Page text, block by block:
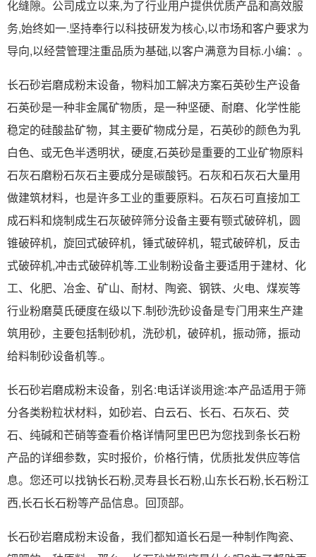
化缝隙。公司成立以来,为了行业用户提供优质产品和高效服
务,始终如一.坚持奉行以科技研发为核心,以市场和客户要求为
导向,以经营管理注重品质为基础,以客户满意为目标.小编：。
长石砂岩磨成粉末设备，物料加工解决方案石英砂生产设备
石英砂是一种非金属矿物质，是一种坚硬、耐磨、化学性能
稳定的硅酸盐矿物，其主要矿物成分是，石英砂的颜色为乳
白色、或无色半透明状，硬度,石英砂是重要的工业矿物原料
石灰石磨粉石灰石主要成分是碳酸钙。石灰和石灰石大量用
做建筑材料，也是许多工业的重要原料。石灰石可直接加工
成石料和烧制成生石灰破碎筛分设备主要有颚式破碎机，圆
锥破碎机，旋回式破碎机，锤式破碎机，辊式破碎机，反击
式破碎机,冲击式破碎机等.工业制粉设备主要适用于建材、化
工、化肥、冶金、矿山、耐材、陶瓷、钢铁、火电、煤炭等
行业粉磨莫氏硬度在级以下.制砂洗砂设备是专门用来生产建
筑用砂，主要包括制砂机，洗砂机，破碎机，振动筛，振动
给料制砂设备机等.。
长石砂岩磨成粉末设备，别名:电话详谈用途:本产品适用于筛
分各类粉粒状材料，如砂岩、白云石、长石、石灰石、荧
石、纯碱和芒硝等查看价格详情阿里巴巴为您找到条长石粉
产品的详细参数，实时报价，价格行情，优质批发供应等信
息。您还可以找钠长石粉,灵寿县长石粉,山东长石粉,长石粉江
西,长石长石粉等产品信息。回顶部。
长石砂岩磨成粉末设备，我们都知道长石是一种制作陶瓷、